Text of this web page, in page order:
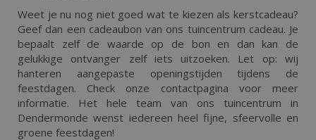
Weet je nu nog niet goed wat te kiezen als kerstcadeau?
Geef dan een cadeaubon van ons tuincentrum cadeau. Je
bepaalt zelf de waarde op de bon en dan kan de
gelukkige ontvanger zelf iets uitzoeken. Let op: wij
hanteren aangepaste openingstijden tijdens de
feestdagen. Check onze contactpagina voor meer
informatie. Het hele team van ons tuincentrum in
Dendermonde wenst iedereen heel fijne, sfeervolle en
groene feestdagen!